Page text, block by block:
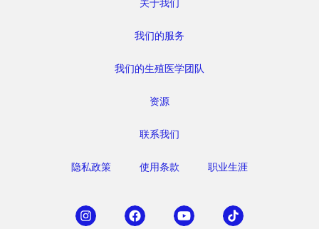
关于我们
我们的服务
我们的生殖医学团队
资源
联系我们
隐私政策 使用条款 职业生涯